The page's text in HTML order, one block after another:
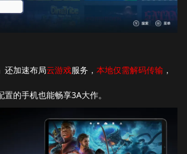
还加速布局云游戏服务， 本地仅需解码传输 ，
的手机也能畅享3A大作。